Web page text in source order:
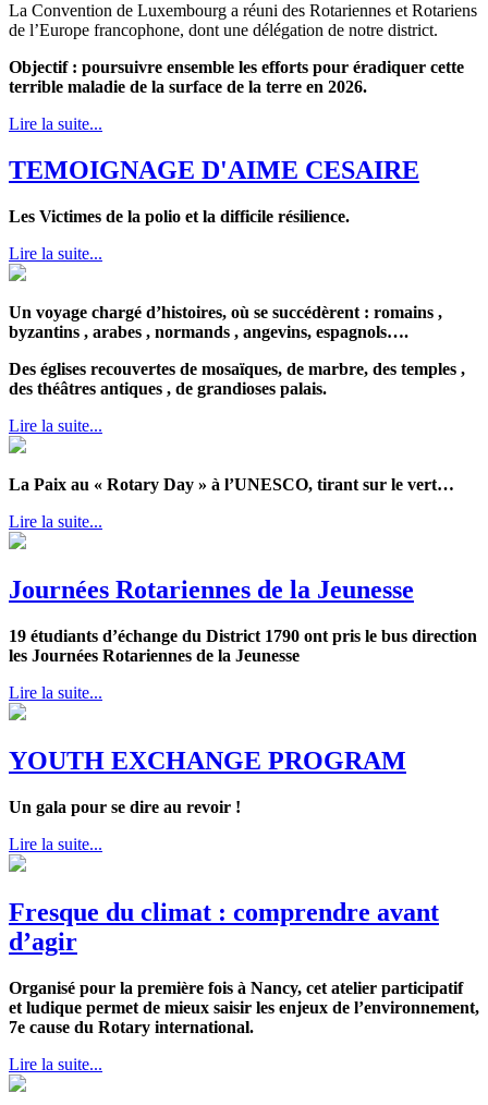
La Convention de Luxembourg a réuni des Rotariennes et Rotariens
de l’Europe francophone, dont une délégation de notre district.
Objectif : poursuivre ensemble les efforts pour éradiquer cette
terrible maladie de la surface de la terre en 2026.
Lire la suite...
TEMOIGNAGE D'AIME CESAIRE
Les Victimes de la polio et la difficile résilience.
Lire la suite...
Un voyage chargé d’histoires, où se succédèrent : romains ,
byzantins , arabes , normands , angevins, espagnols….
Des églises recouvertes de mosaïques, de marbre, des temples ,
des théâtres antiques , de grandioses palais.
Lire la suite...
La Paix au « Rotary Day » à l’UNESCO, tirant sur le vert…
Lire la suite...
Journées Rotariennes de la Jeunesse
19 étudiants d’échange du District 1790 ont pris le bus direction
les Journées Rotariennes de la Jeunesse
Lire la suite...
YOUTH EXCHANGE PROGRAM
Un gala pour se dire au revoir !
Lire la suite...
Fresque du climat : comprendre avant
d’agir
Organisé pour la première fois à Nancy, cet atelier participatif
et ludique permet de mieux saisir les enjeux de l’environnement,
7e cause du Rotary international.
Lire la suite...